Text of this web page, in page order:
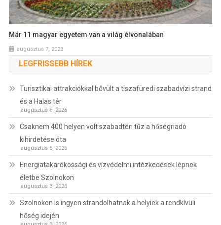
Már 11 magyar egyetem van a világ élvonalában
augusztus 7, 2023
LEGFRISSEBB HÍREK
Turisztikai attrakciókkal bővült a tiszafüredi szabadvízi strand
és a Halas tér
augusztus 6, 2026
Csaknem 400 helyen volt szabadtéri tűz a hőségriadó
kihirdetése óta
augusztus 5, 2026
Energiatakarékossági és vízvédelmi intézkedések lépnek
életbe Szolnokon
augusztus 3, 2026
Szolnokon is ingyen strandolhatnak a helyiek a rendkívüli
hőség idején